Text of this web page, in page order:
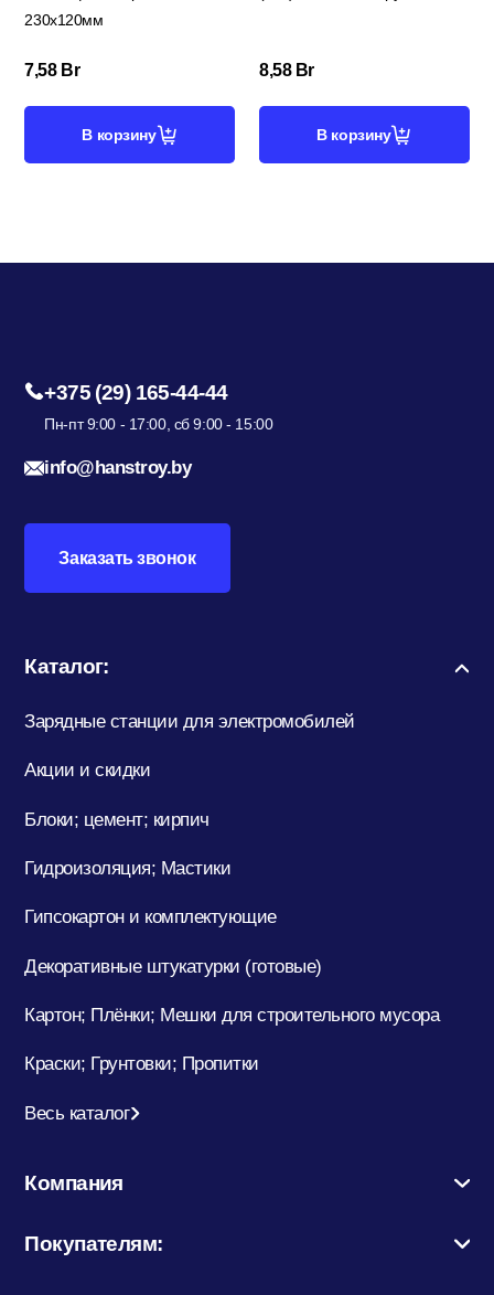
230х120мм
7,58 Br
В корзину
8,58 Br
В корзину
+375 (29) 165-44-44
Пн-пт 9:00 - 17:00, сб 9:00 - 15:00
info@hanstroy.by
Заказать звонок
Каталог:
Зарядные станции для электромобилей
Акции и скидки
Блоки; цемент; кирпич
Гидроизоляция; Мастики
Гипсокартон и комплектующие
Декоративные штукатурки (готовые)
Картон; Плёнки; Мешки для строительного мусора
Краски; Грунтовки; Пропитки
Весь каталог
Компания
Покупателям: